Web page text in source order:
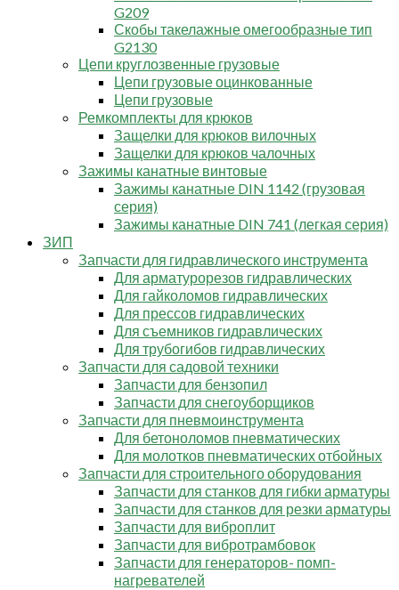
G209
Скобы такелажные омегообразные тип
G2130
Цепи круглозвенные грузовые
Цепи грузовые оцинкованные
Цепи грузовые
Ремкомплекты для крюков
Защелки для крюков вилочных
Защелки для крюков чалочных
Зажимы канатные винтовые
Зажимы канатные DIN 1142 (грузовая
серия)
Зажимы канатные DIN 741 (легкая серия)
ЗИП
Запчасти для гидравлического инструмента
Для арматурорезов гидравлических
Для гайколомов гидравлических
Для прессов гидравлических
Для съемников гидравлических
Для трубогибов гидравлических
Запчасти для садовой техники
Запчасти для бензопил
Запчасти для снегоуборщиков
Запчасти для пневмоинструмента
Для бетоноломов пневматических
Для молотков пневматических отбойных
Запчасти для строительного оборудования
Запчасти для станков для гибки арматуры
Запчасти для станков для резки арматуры
Запчасти для виброплит
Запчасти для вибротрамбовок
Запчасти для генераторов- помп-
нагревателей